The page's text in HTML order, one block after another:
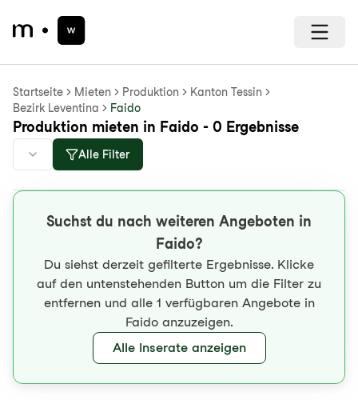
Startseite Mieten Produktion
Kanton Tessin
Bezirk Leventina
Faido
Produktion mieten in Faido - 0 Ergebnisse
Alle Filter
Suchst du nach weiteren Angeboten in
Faido?
Du siehst derzeit gefilterte Ergebnisse. Klicke
auf den untenstehenden Button um die Filter zu
entfernen und alle 1 verfügbaren Angebote in
Faido anzuzeigen.
Alle Inserate anzeigen